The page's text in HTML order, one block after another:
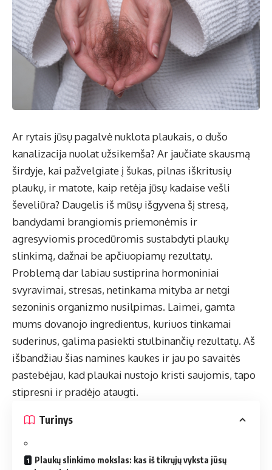
Ar rytais jūsų pagalvė nuklota plaukais, o dušo
kanalizacija nuolat užsikemša? Ar jaučiate skausmą
širdyje, kai pažvelgiate į šukas, pilnas iškritusių
plaukų, ir matote, kaip retėja jūsų kadaise vešli
ševeliūra? Daugelis iš mūsų išgyvena šį stresą,
bandydami brangiomis priemonėmis ir
agresyviomis procedūromis sustabdyti plaukų
slinkimą, dažnai be apčiuopiamų rezultatų.
Problemą dar labiau sustiprina hormoniniai
svyravimai, stresas, netinkama mityba ar netgi
sezoninis organizmo nusilpimas. Laimei, gamta
mums dovanojo ingredientus, kuriuos tinkamai
suderinus, galima pasiekti stulbinančių rezultatų. Aš
išbandžiau šias namines kaukes ir jau po savaitės
pastebėjau, kad plaukai nustojo kristi saujomis, tapo
stipresni ir pradėjo ataugti.
Turinys
Plaukų slinkimo mokslas: kas iš tikrųjų vyksta jūsų